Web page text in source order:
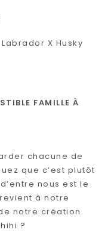
Labrador X Husky
FAMILLE À
chacune de
que c’est plutôt
nous est le
à notre
notre création.
?